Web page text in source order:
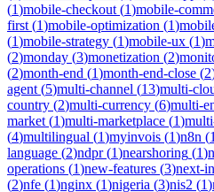
(1)mobile-checkout (1)mobile-
first (1)mobile-optimization (1)
(1)mobile-strategy (1)mobile-ux (1)
(2)monday (3)monetization (2)
(2)month-end (1)month-end-close (2
agent (5)multi-channel (13)multi-
country (2)multi-currency (6)multi-
market (1)multi-marketplace (1)
(4)multilingual (1)myinvois (1)n8n (1
language (2)ndpr(1)nearshoring (1)
operations (1)new-features (3)next-
(2)nfe (1)nginx (1)nigeria (3)nis2 (1)